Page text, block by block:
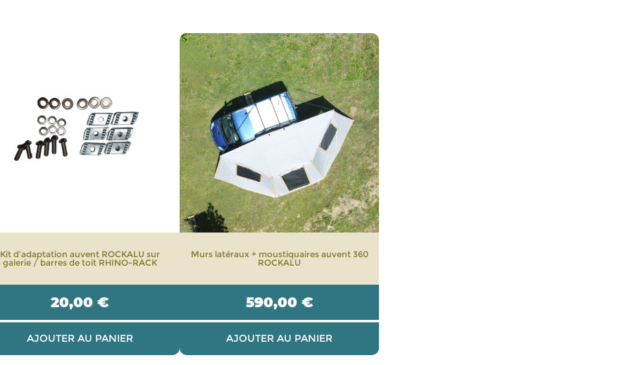
Kit d’adaptation auvent ROCKALU sur
galerie / barres de toit RHINO-RACK
20,00 €
AJOUTER AU PANIER
Murs latéraux + moustiquaires auvent 360
ROCKALU
590,00 €
AJOUTER AU PANIER